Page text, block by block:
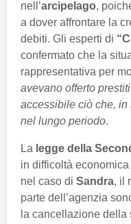
nell’arcipelago,
a dover affrontare la
debiti. Gli esperti di
confermato che la
rappresentativa per
avevano offerto
accessibile ciò che,
nel lungo periodo.
La legge della
in difficoltà
nel caso di Sandra, il
parte dell’agenzia
la cancellazione